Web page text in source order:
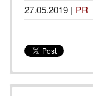
27.05.2019 | PR